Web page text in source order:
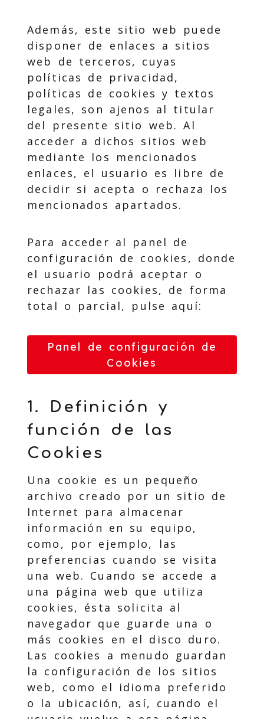
Además, este sitio web puede
disponer de enlaces a sitios
web de terceros, cuyas
políticas de privacidad,
políticas de cookies y textos
legales, son ajenos al titular
del presente sitio web. Al
acceder a dichos sitios web
mediante los mencionados
enlaces, el usuario es libre de
decidir si acepta o rechaza los
mencionados apartados.
Para acceder al panel de
configuración de cookies, donde
el usuario podrá aceptar o
rechazar las cookies, de forma
total o parcial, pulse aquí:
Panel de configuración de
Cookies
1. Definición y
función de las
Cookies
Una cookie es un pequeño
archivo creado por un sitio de
Internet para almacenar
información en su equipo,
como, por ejemplo, las
preferencias cuando se visita
una web. Cuando se accede a
una página web que utiliza
cookies, ésta solicita al
navegador que guarde una o
más cookies en el disco duro.
Las cookies a menudo guardan
la configuración de los sitios
web, como el idioma preferido
o la ubicación, así, cuando el